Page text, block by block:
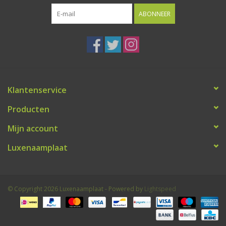
ABONNEER
Klantenservice
Producten
Mijn account
Luxenaamplaat
© Copyright 2026 Luxenaamplaat - Powered by Lightspeed